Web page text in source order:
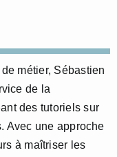
métier, Sébastien
de la
des tutoriels sur
Avec une approche
à maîtriser les